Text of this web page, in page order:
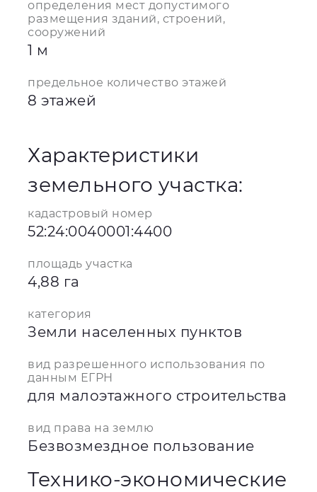
определения мест допустимого
размещения зданий, строений,
сооружений
1 м
предельное количество этажей
8 этажей
Характеристики
земельного участка:
кадастровый номер
52:24:0040001:4400
площадь участка
4,88 га
категория
Земли населенных пунктов
вид разрешенного использования по
данным ЕГРН
для малоэтажного строительства
вид права на землю
Безвозмездное пользование
Технико-экономические